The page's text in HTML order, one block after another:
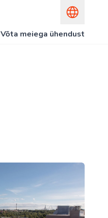
Võta meiega ühendust